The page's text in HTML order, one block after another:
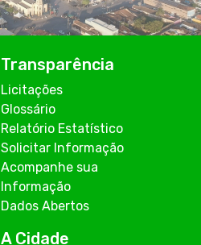
Transparência
Licitações
Glossário
Relatório Estatístico
Solicitar Informação
Acompanhe sua
Informação
Dados Abertos
A Cidade